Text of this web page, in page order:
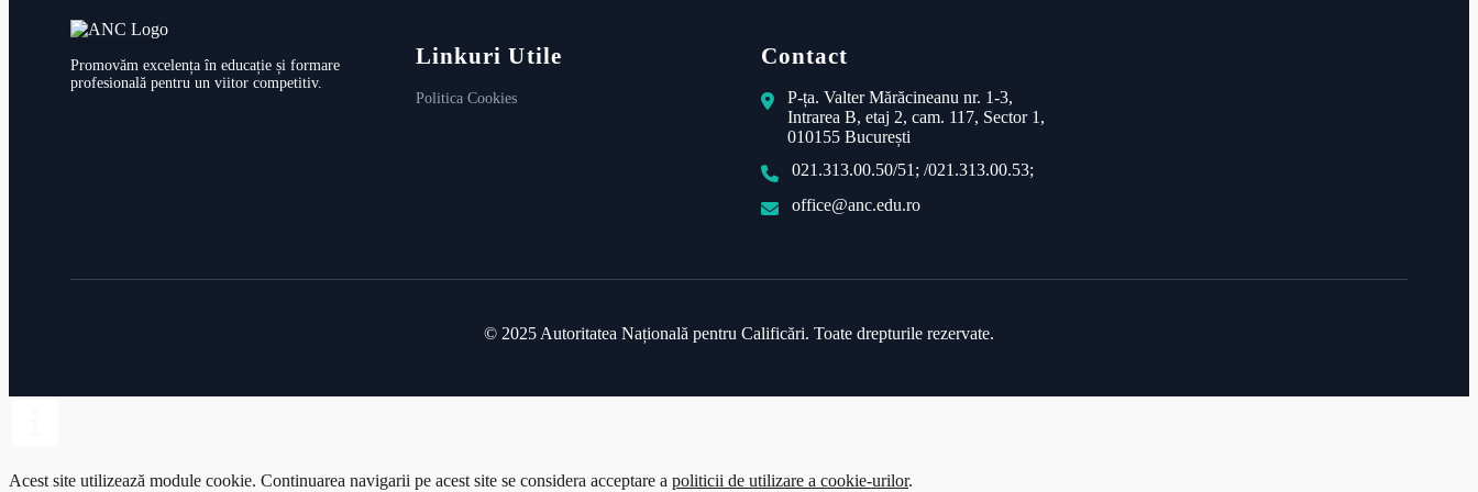
Promovăm excelența în educație și formare
profesională pentru un viitor competitiv.
Linkuri Utile
Politica Cookies
Contact
P-ța. Valter Mărăcineanu nr. 1-3,
Intrarea B, etaj 2, cam. 117, Sector 1,
010155 București
021.313.00.50/51; /021.313.00.53;
office@anc.edu.ro
© 2025 Autoritatea Națională pentru Calificări. Toate drepturile rezervate.
Acest site utilizează module cookie. Continuarea navigarii pe acest site se considera acceptare a politicii de utilizare a cookie-urilor.